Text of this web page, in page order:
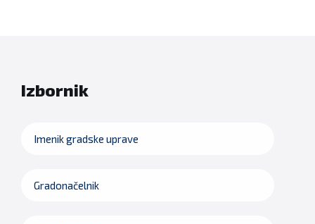
Izbornik
Imenik gradske uprave
Gradonačelnik